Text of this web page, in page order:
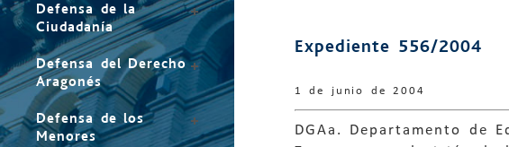
Defensa de la
Ciudadanía
Defensa del Derecho
Aragonés
Defensa de los
Menores
Expediente 556/2004
1 de junio de 2004
DGAa. Departamento de